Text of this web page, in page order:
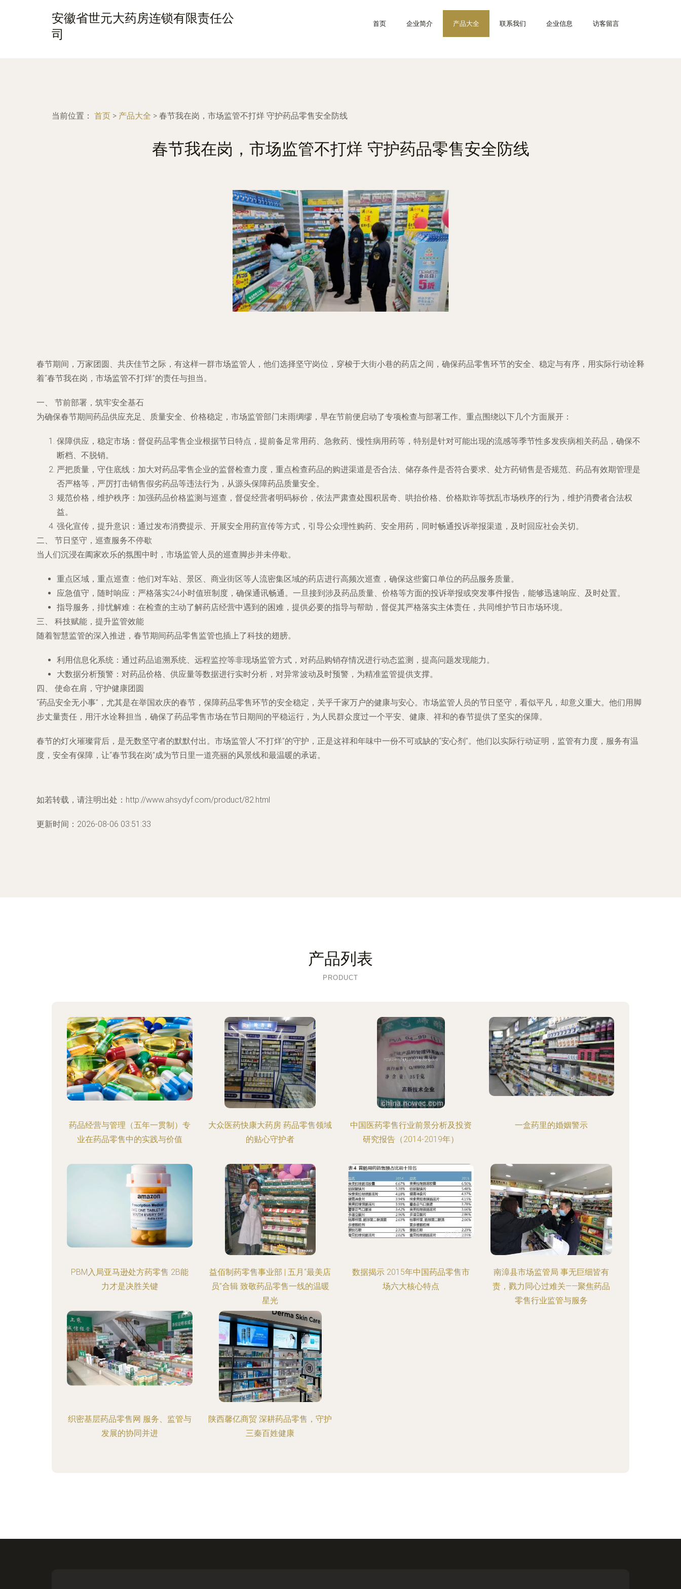
安徽省世元大药房连锁有限责任公
司
首页 企业简介 产品大全 联系我们 企业信息 访客留言
当前位置： 首页 > 产品大全 > 春节我在岗，市场监管不打烊 守护药品零售安全防线
春节我在岗，市场监管不打烊 守护药品零售安全防线
春节期间，万家团圆、共庆佳节之际，有这样一群市场监管人，他们选择坚守岗位，穿梭于大街小巷的药店之间，确保药品零售环节的安全、稳定与有序，用实际行动诠释
着“春节我在岗，市场监管不打烊”的责任与担当。
一、 节前部署，筑牢安全基石
为确保春节期间药品供应充足、质量安全、价格稳定，市场监管部门未雨绸缪，早在节前便启动了专项检查与部署工作。重点围绕以下几个方面展开：
保障供应，稳定市场 ：督促药品零售企业根据节日特点，提前备足常用药、急救药、慢性病用药等，特别是针对可能出现的流感等季节性多发疾病相关药品，确保不
断档、不脱销。
严把质量，守住底线 ：加大对药品零售企业的监督检查力度，重点检查药品的购进渠道是否合法、储存条件是否符合要求、处方药销售是否规范、药品有效期管理是
否严格等，严厉打击销售假劣药品等违法行为，从源头保障药品质量安全。
规范价格，维护秩序 ：加强药品价格监测与巡查，督促经营者明码标价，依法严肃查处囤积居奇、哄抬价格、价格欺诈等扰乱市场秩序的行为，维护消费者合法权
益。
强化宣传，提升意识 ：通过发布消费提示、开展安全用药宣传等方式，引导公众理性购药、安全用药，同时畅通投诉举报渠道，及时回应社会关切。
二、 节日坚守，巡查服务不停歇
当人们沉浸在阖家欢乐的氛围中时，市场监管人员的巡查脚步并未停歇。
重点区域，重点巡查 ：他们对车站、景区、商业街区等人流密集区域的药店进行高频次巡查，确保这些窗口单位的药品服务质量。
应急值守，随时响应 ：严格落实24小时值班制度，确保通讯畅通。一旦接到涉及药品质量、价格等方面的投诉举报或突发事件报告，能够迅速响应、及时处置。
指导服务，排忧解难 ：在检查的主动了解药店经营中遇到的困难，提供必要的指导与帮助，督促其严格落实主体责任，共同维护节日市场环境。
三、 科技赋能，提升监管效能
随着智慧监管的深入推进，春节期间药品零售监管也插上了科技的翅膀。
利用信息化系统 ：通过药品追溯系统、远程监控等非现场监管方式，对药品购销存情况进行动态监测，提高问题发现能力。
大数据分析预警 ：对药品价格、供应量等数据进行实时分析，对异常波动及时预警，为精准监管提供支撑。
四、 使命在肩，守护健康团圆
“药品安全无小事”，尤其是在举国欢庆的春节，保障药品零售环节的安全稳定，关乎千家万户的健康与安心。市场监管人员的节日坚守，看似平凡，却意义重大。他们用脚
步丈量责任，用汗水诠释担当，确保了药品零售市场在节日期间的平稳运行，为人民群众度过一个平安、健康、祥和的春节提供了坚实的保障。
春节的灯火璀璨背后，是无数坚守者的默默付出。市场监管人“不打烊”的守护，正是这祥和年味中一份不可或缺的“安心剂”。他们以实际行动证明，监管有力度，服务有温
度，安全有保障，让“春节我在岗”成为节日里一道亮丽的风景线和最温暖的承诺。
如若转载，请注明出处：http://www.ahsydyf.com/product/82.html
更新时间：2026-08-06 03:51:33
产品列表
PRODUCT
药品经营与管理（五年一贯制）专
业在药品零售中的实践与价值
大众医药快康大药房 药品零售领域
的贴心守护者
中国医药零售行业前景分析及投资
研究报告（2014-2019年）
一盒药里的婚姻警示
PBM入局亚马逊处方药零售 2B能
力才是决胜关键
益佰制药零售事业部 | 五月“最美店
员”合辑 致敬药品零售一线的温暖
星光
数据揭示 2015年中国药品零售市
场六大核心特点
南漳县市场监管局 事无巨细皆有
责，戮力同心过难关——聚焦药品
零售行业监管与服务
织密基层药品零售网 服务、监管与
发展的协同并进
陕西馨亿商贸 深耕药品零售，守护
三秦百姓健康